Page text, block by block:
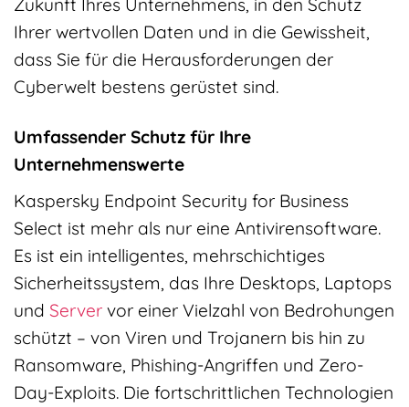
Zukunft Ihres Unternehmens, in den Schutz
Ihrer wertvollen Daten und in die Gewissheit,
dass Sie für die Herausforderungen der
Cyberwelt bestens gerüstet sind.
Umfassender Schutz für Ihre
Unternehmenswerte
Kaspersky Endpoint Security for Business
Select ist mehr als nur eine Antivirensoftware.
Es ist ein intelligentes, mehrschichtiges
Sicherheitssystem, das Ihre Desktops, Laptops
und Server vor einer Vielzahl von Bedrohungen
schützt – von Viren und Trojanern bis hin zu
Ransomware, Phishing-Angriffen und Zero-
Day-Exploits. Die fortschrittlichen Technologien